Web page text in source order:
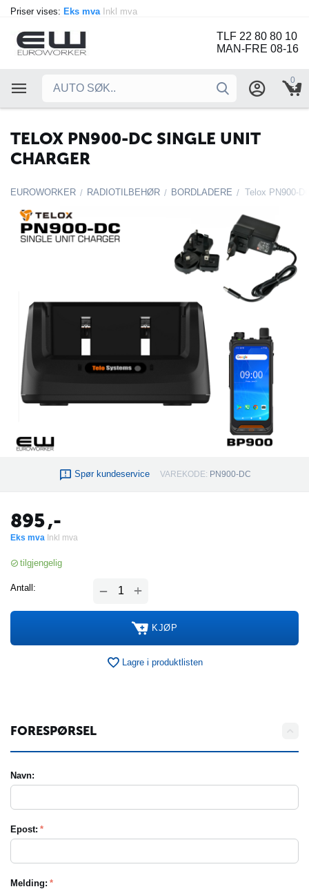
Priser vises: Eks mva Inkl mva
TLF 22 80 80 10
MAN-FRE 08-16
0
TELOX PN900-DC SINGLE UNIT
CHARGER
EUROWORKER / RADIOTILBEHØR / BORDLADERE / Telox PN900-
Spør kundeservice VAREKODE: PN900-DC
895,-
Eks mva Inkl mva
tilgjengelig
Antall: +
−
KJØP
Lagre i produktlisten
FORESPØRSEL
Navn:
Epost:
Melding: